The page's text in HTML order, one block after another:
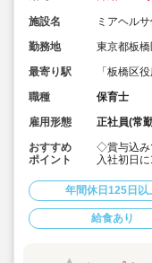
施設名
ミアヘル
勤務地
東京都板
最寄り駅
「板橋区
職種
保育士
雇用形態
正社員(常
おすすめ
ポイント
◇賞与込み
入社初日
◇「板橋区
◇月給
◇残業少な
務前後の
◇子ども
年間休日125日以
給食あり